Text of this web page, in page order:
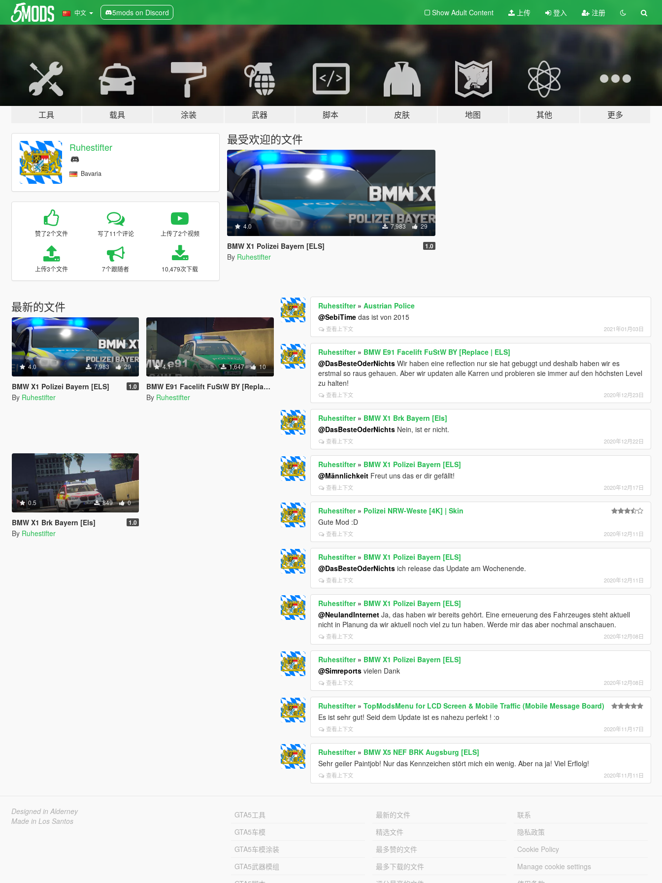
中文 5mods on Discord Show Adult Content 上传 登入 注册
工具 载具 涂装 武器 脚本 皮肤 地图 其他 更多
Ruhestifter
Bavaria
赞了2个文件 写了11个评论 上传了2个视频
上传3个文件 7个跟随者 10,479次下载
最受欢迎的文件
4.0 7,983 29
BMW X1 Polizei Bayern [ELS] 1.0
By Ruhestifter
最新的文件
4.0 7,983 29
BMW X1 Polizei Bayern [ELS] 1.0
By Ruhestifter
4.1 1,647 10
BMW E91 Facelift FuStW BY [Replace | ELS]
By Ruhestifter
0.5 849 0
BMW X1 Brk Bayern [Els] 1.0
By Ruhestifter
Ruhestifter»Austrian Police
@SebiTime das ist von 2015
查看上下文 2021年01月03日
Ruhestifter» BMW E91 Facelift FuStW BY [Replace | ELS]
@DasBesteOderNichts Wir haben eine reflection nur sie hat gebuggt und deshalb haben wir es
erstmal so raus gehauen. Aber wir updaten alle Karren und probieren sie immer auf den höchsten Level
zu halten!
查看上下文 2020年12月23日
Ruhestifter» BMW X1 Brk Bayern [Els]
@DasBesteOderNichts Nein, ist er nicht.
查看上下文 2020年12月22日
Ruhestifter» BMW X1 Polizei Bayern [ELS]
@Männlichkeit Freut uns das er dir gefällt!
查看上下文 2020年12月17日
Ruhestifter» Polizei NRW-Weste [4K] | Skin
Gute Mod :D
查看上下文 2020年12月11日
Ruhestifter» BMW X1 Polizei Bayern [ELS]
@DasBesteOderNichts ich release das Update am Wochenende.
查看上下文 2020年12月11日
Ruhestifter» BMW X1 Polizei Bayern [ELS]
@NeulandInternet Ja, das haben wir bereits gehört. Eine erneuerung des Fahrzeuges steht aktuell
nicht in Planung da wir aktuell noch viel zu tun haben. Werde mir das aber nochmal anschauen.
查看上下文 2020年12月08日
Ruhestifter» BMW X1 Polizei Bayern [ELS]
@Simreports vielen Dank
查看上下文 2020年12月08日
Ruhestifter»TopModsMenu for LCD Screen & Mobile Traffic (Mobile Message Board)
Es ist sehr gut! Seid dem Update ist es nahezu perfekt ! :o
查看上下文 2020年11月17日
Ruhestifter» BMW X5 NEF BRK Augsburg [ELS]
Sehr geiler Paintjob! Nur das Kennzeichen stört mich ein wenig. Aber na ja! Viel Erflolg!
查看上下文 2020年11月11日
Designed in Alderney
Made in Los Santos
GTA5工具
GTA5车模
GTA5车模涂装
GTA5武器模组
最新的文件
精选文件
最多赞的文件
最多下载的文件
联系
隐私政策
Cookie Policy
Manage cookie settings